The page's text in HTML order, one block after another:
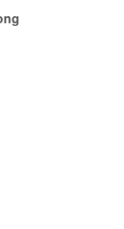
Đồng - 0917009419